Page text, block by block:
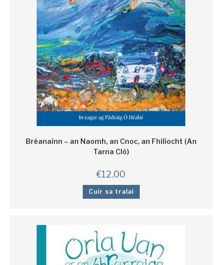
Bréanainn – an Naomh, an Cnoc, an Fhilíocht (An
Tarna Cló)
€12.00
Cuir sa tralaí